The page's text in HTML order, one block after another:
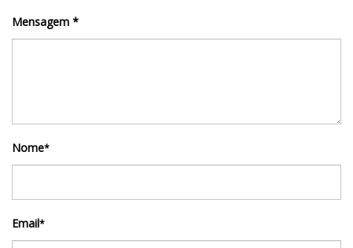
Mensagem *
Nome*
Email*